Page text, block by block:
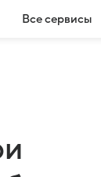
Все сервисы